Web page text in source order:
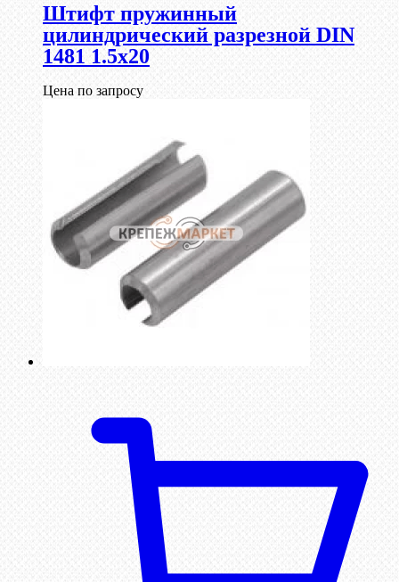
Штифт пружинный
цилиндрический разрезной DIN
1481 1.5х20
Цена по запросу